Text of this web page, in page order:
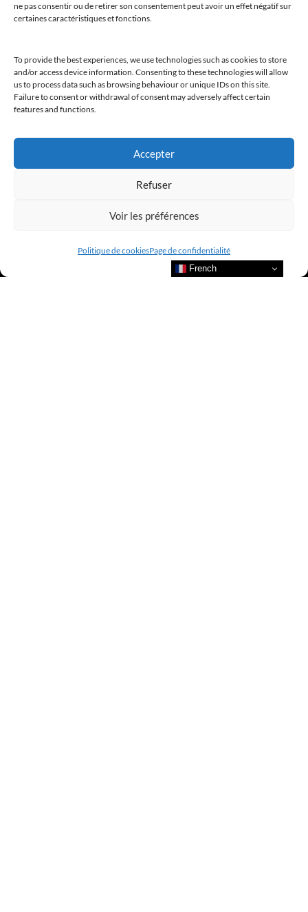
ne pas consentir ou de retirer son consentement peut avoir un effet négatif sur
certaines caractéristiques et fonctions.
To provide the best experiences, we use technologies such as cookies to store
and/or access device information. Consenting to these technologies will allow
us to process data such as browsing behaviour or unique IDs on this site.
Failure to consent or withdrawal of consent may adversely affect certain
features and functions.
Accepter
Refuser
Voir les préférences
Politique de cookiesPage de confidentialité
@clubamilcar
French